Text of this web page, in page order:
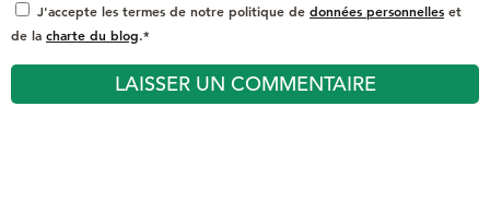
J'accepte les termes de notre politique de données personnelles et
de la charte du blog.*